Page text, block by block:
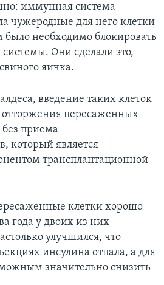
иммунная система
чужеродные для него клетки
необходимо блокировать
Они сделали это,
яичка.
введение таких клеток
отторжения пересаженных
приема
который является
трансплантационной
клетки хорошо
года у двоих из них
улучшился, что
инсулина отпала, а для
значительно снизить